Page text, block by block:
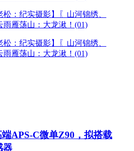
APS-C微单Z90，拟搭载
器